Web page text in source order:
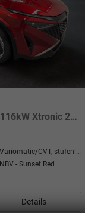
Tekna+ 1.3 MHEV 158PS/116kW Xtronic 2026 +20"ALU+PANO+BOSE+HuD
Variomatic/CVT, stufenlos
NBV - Sunset Red
Details